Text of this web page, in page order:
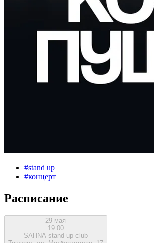
#stand up
#концерт
Расписание
29 мая
19:00
SAHNA stand-up club